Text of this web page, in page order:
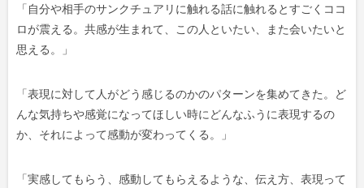
「自分や相手のサンクチュアリに触れる話に触れるとすごくココ
ロが震える。 共感が生まれて、この人といたい、また会いたいと
思える。
」
「表現に対して人がどう感じるのかのパターンを集めてきた。 ど
んな気持ちや感覚になってほしい時にどんなふうに表現するの
か、 それによって感動が変わってくる。 」
「実感してもらう、感動してもらえるような、伝え方、表現って